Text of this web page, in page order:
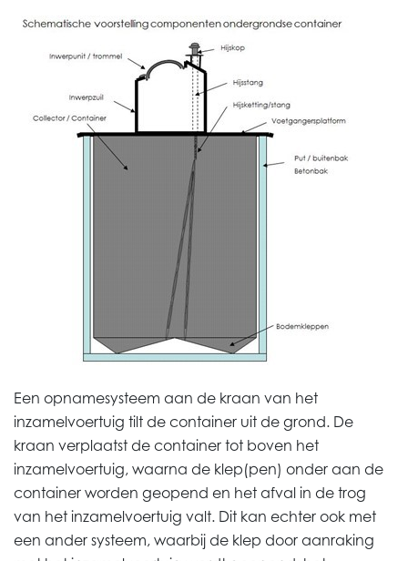
Een opnamesysteem aan de kraan van het
inzamelvoertuig tilt de container uit de grond. De
kraan verplaatst de container tot boven het
inzamelvoertuig, waarna de klep(pen) onder aan de
container worden geopend en het afval in de trog
van het inzamelvoertuig valt. Dit kan echter ook met
een ander systeem, waarbij de klep door aanraking